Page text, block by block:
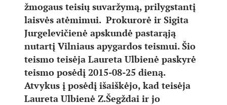
žmogaus teisių suvaržymą, prilygstantį
laisvės atėmimui. Prokurorė ir Sigita
Jurgelevičienė apskundė pastarąją
nutartį Vilniaus apygardos teismui. Šio
teismo teisėja Laureta Ulbienė paskyrė
teismo posėdį 2015-08-25 dieną.
Atvykus į posėdį išaiškėjo, kad teisėja
Laureta Ulbienė Z.Šegždai ir jo